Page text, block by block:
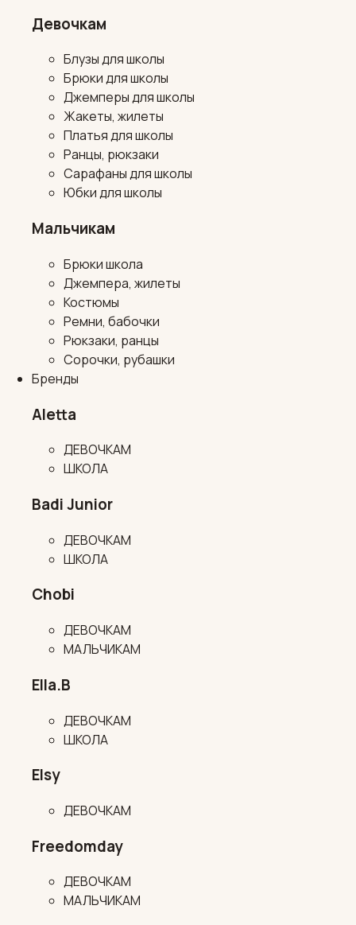
Девочкам
Блузы для школы
Брюки для школы
Джемперы для школы
Жакеты, жилеты
Платья для школы
Ранцы, рюкзаки
Сарафаны для школы
Юбки для школы
Мальчикам
Брюки школа
Джемпера, жилеты
Костюмы
Ремни, бабочки
Рюкзаки, ранцы
Сорочки, рубашки
Бренды
Aletta
ДЕВОЧКАМ
ШКОЛА
Badi Junior
ДЕВОЧКАМ
ШКОЛА
Chobi
ДЕВОЧКАМ
МАЛЬЧИКАМ
Ella.B
ДЕВОЧКАМ
ШКОЛА
Elsy
ДЕВОЧКАМ
Freedomday
ДЕВОЧКАМ
МАЛЬЧИКАМ